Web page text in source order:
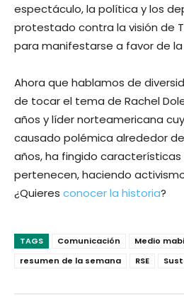
espectáculo, la política y los
protestado contra la visión de
para manifestarse a favor de la
Ahora que hablamos de
de tocar el tema de Rachel
años y líder norteamericana
causado polémica alrededor
años, ha fingido características
pertenecen, haciendo
¿Quieres conocer la historia?
TAGS Comunicación
Medio
resumen de la semana
RSE